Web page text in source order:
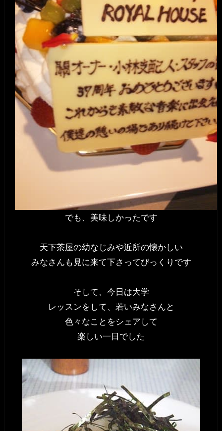
でも、美味しかったです
天下茶屋の幼なじみや近所の懐かしい
みなさんも見に来て下さってびっくりです
そして、今日は大学
レッスンをして、若いみなさんと
色々なことをシェアして
楽しい一日でした